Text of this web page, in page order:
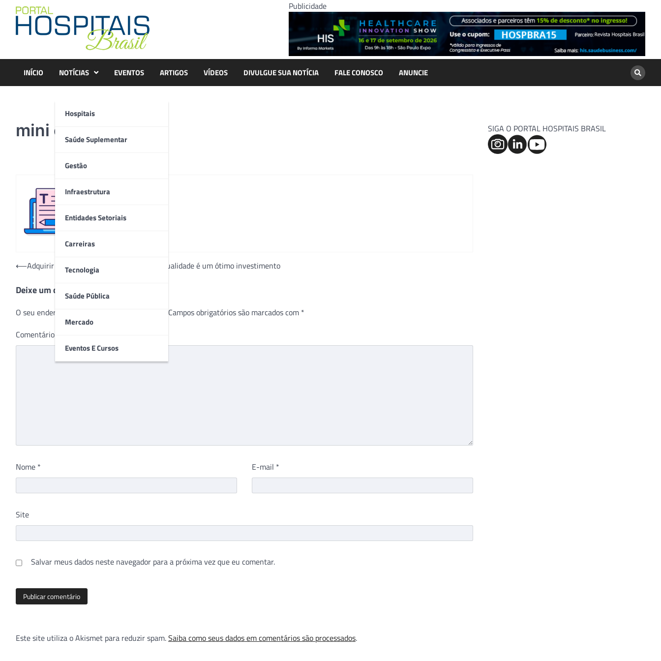
content
Publicidade
INÍCIO NOTÍCIAS
Hospitais
Saúde Suplementar
Gestão
Infraestrutura
Entidades Setoriais
Carreiras
Tecnologia
Saúde Pública
Mercado
Eventos E Cursos
EVENTOS ARTIGOS VÍDEOS DIVULGUE SUA NOTÍCIA FALE CONOSCO ANUNCIE
mini oto
Navegação
Post
⟵Adquirir um instrumento diagnóstico de qualidade é um ótimo investimento
Deixe um comentário
O seu endereço de e-mail não será publicado. Campos obrigatórios são marcados com *
Comentário
Nome * E-mail *
Site
Salvar meus dados neste navegador para a próxima vez que eu comentar.
Este site utiliza o Akismet para reduzir spam.Saiba como seus dados em comentários são processados.
SIGA O PORTAL HOSPITAIS BRASIL